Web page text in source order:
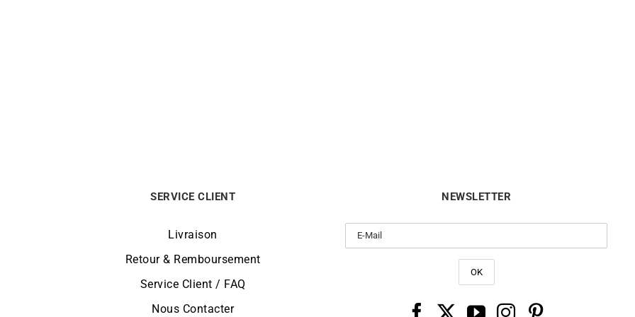
SERVICE CLIENT
Livraison
Retour & Remboursement
Service Client / FAQ
Nous Contacter
NEWSLETTER